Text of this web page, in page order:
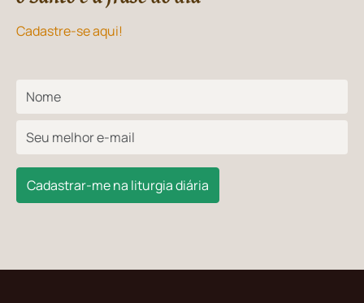
Cadastre-se aqui!
Cadastrar-me na liturgia diária